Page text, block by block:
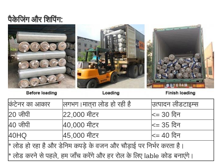
पैकेजिंग और शिपिंग:
कंटेनर का आकार लगभग।मात्रा लोड हो रही है
उत्पादन लीडटाइम्स
20 जीपी
22,000 मीटर
<= 30 दिन
40 जीपी
40,000 मीटर
<= 35 दिन
40HQ
45,000 मीटर
<= 40 दिन
* लोड हो रहा है और डेनिम कपड़े के वजन और चौड़ाई पर निर्भर करता है।
* लोड करने से पहले, हम जाँच करेंगे और हर रोल के लिए lable कोड बनाएंगे।